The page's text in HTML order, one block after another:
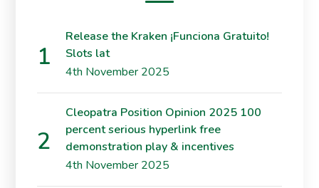
Release the Kraken ¡Funciona Gratuito!
Slots lat
4th November 2025
Cleopatra Position Opinion 2025 100
percent serious hyperlink free
demonstration play & incentives
4th November 2025